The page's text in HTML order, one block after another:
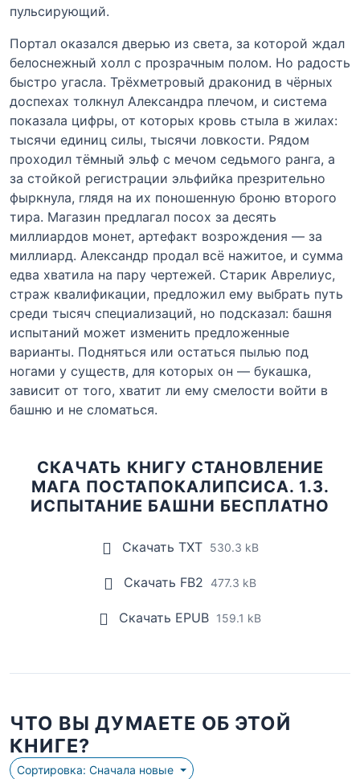
пульсирующий.
Портал оказался дверью из света, за которой ждал
белоснежный холл с прозрачным полом. Но радость
быстро угасла. Трёхметровый драконид в чёрных
доспехах толкнул Александра плечом, и система
показала цифры, от которых кровь стыла в жилах:
тысячи единиц силы, тысячи ловкости. Рядом
проходил тёмный эльф с мечом седьмого ранга, а
за стойкой регистрации эльфийка презрительно
фыркнула, глядя на их поношенную броню второго
тира. Магазин предлагал посох за десять
миллиардов монет, артефакт возрождения — за
миллиард. Александр продал всё нажитое, и сумма
едва хватила на пару чертежей. Старик Аврелиус,
страж квалификации, предложил ему выбрать путь
среди тысяч специализаций, но подсказал: башня
испытаний может изменить предложенные
варианты. Подняться или остаться пылью под
ногами у существ, для которых он — букашка,
зависит от того, хватит ли ему смелости войти в
башню и не сломаться.
СКАЧАТЬ КНИГУ СТАНОВЛЕНИЕ
МАГА ПОСТАПОКАЛИПСИСА. 1.3.
ИСПЫТАНИЕ БАШНИ БЕСПЛАТНО
Скачать TXT 530.3 kB
Скачать FB2 477.3 kB
Скачать EPUB 159.1 kB
ЧТО ВЫ ДУМАЕТЕ ОБ ЭТОЙ
КНИГЕ?
Сортировка: Сначала новые